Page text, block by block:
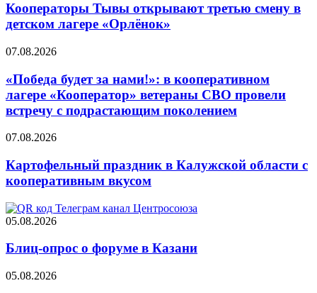
Кооператоры Тывы открывают третью смену в
детском лагере «Орлёнок»
07.08.2026
«Победа будет за нами!»: в кооперативном
лагере «Кооператор» ветераны СВО провели
встречу с подрастающим поколением
07.08.2026
Картофельный праздник в Калужской области с
кооперативным вкусом
05.08.2026
Блиц-опрос о форуме в Казани
05.08.2026